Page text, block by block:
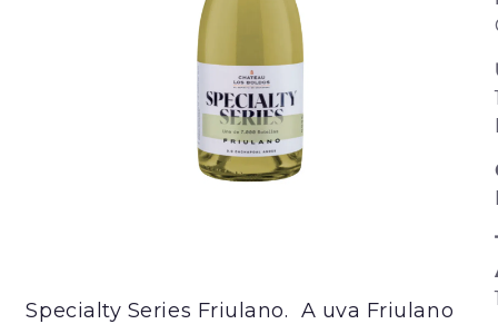
Specialty Series Friulano. A uva Friulano